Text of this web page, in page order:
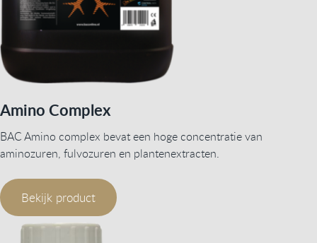
Amino Complex
BAC Amino complex bevat een hoge concentratie van
aminozuren, fulvozuren en plantenextracten.
Bekijk product